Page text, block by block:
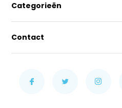
Categorieën
Contact